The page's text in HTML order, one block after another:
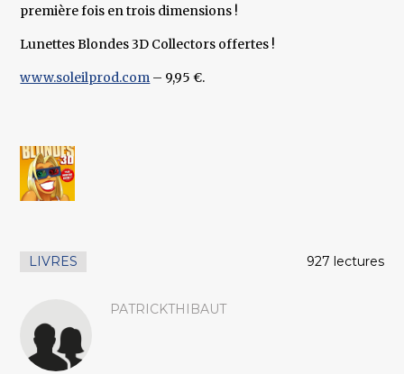
première fois en trois dimensions !
Lunettes Blondes 3D Collectors offertes !
www.soleilprod.com – 9,95 €.
LIVRES 927 lectures
PATRICKTHIBAUT